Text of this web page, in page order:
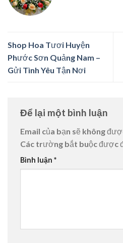
Shop Hoa Tươi Huyện
Phước Sơn Quảng Nam –
Gửi Tình Yêu Tận Nơi
Để lại một bình luận
Email của bạn sẽ không
Các trường bắt buộc được
Bình luận *